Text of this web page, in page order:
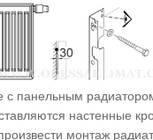
с панельным
настенные
монтаж